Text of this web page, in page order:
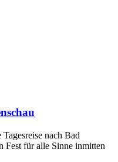
nach Bad
Fest für alle Sinne inmitten